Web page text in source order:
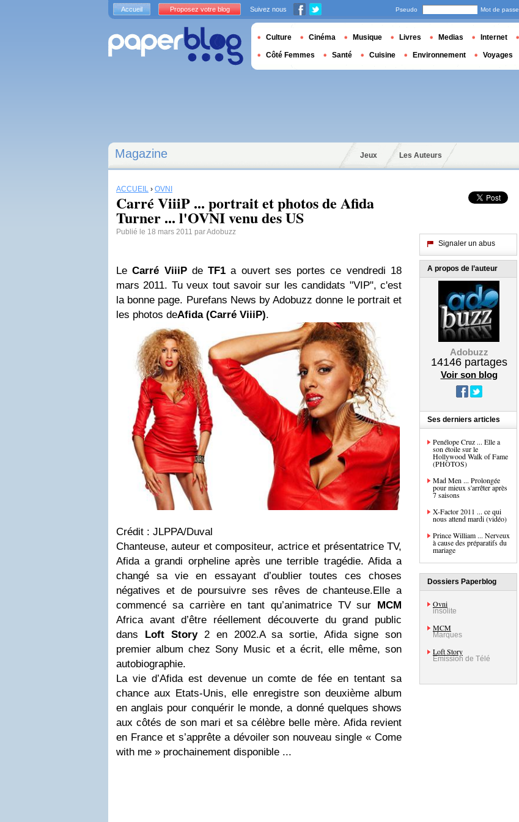
Magazine Jeux Les Auteurs
ACCUEIL › OVNI
Carré ViiiP ... portrait et photos de Afida
Turner ... l'OVNI venu des US
Publié le 18 mars 2011 par Adobuzz
LeCarré ViiiPdeTF1 a ouvert ses portes ce vendredi 18
mars 2011. Tu veux tout savoir sur les candidats "VIP", c'est
la bonne page. Purefans News by Adobuzz donne le portrait et
les photos deAfida (Carré ViiiP).
Crédit : JLPPA/Duval
Chanteuse, auteur et compositeur, actrice et présentatrice TV,
Afida a grandi orpheline après une terrible tragédie. Afida a
changé sa vie en essayant d’oublier toutes ces choses
négatives et de poursuivre ses rêves de chanteuse.Elle a
commencé sa carrière en tant qu’animatrice TV sur MCM
Africa avant d’être réellement découverte du grand public
dans Loft Story2 en 2002.A sa sortie, Afida signe son
premier album chez Sony Music et a écrit, elle même, son
autobiographie.
La vie d’Afida est devenue un comte de fée en tentant sa
chance aux Etats-Unis, elle enregistre son deuxième album
en anglais pour conquérir le monde, a donné quelques shows
aux côtés de son mari et sa célèbre belle mère. Afida revient
en France et s’apprête a dévoiler son nouveau single « Come
with me » prochainement disponible ...
Signaler un abus
A propos de l’auteur
Adobuzz
14146partages
Voir son blog
Ses derniers articles
Penélope Cruz ... Elle a
son étoile sur le
Hollywood Walk of Fame
(PHOTOS)
Mad Men ... Prolongée
pour mieux s'arrêter après
7 saisons
X-Factor 2011 ... ce qui
nous attend mardi (vidéo)
Prince William ... Nerveux
à cause des préparatifs du
mariage
Dossiers Paperblog
Ovni
insolite
MCM
Marques
Loft Story
Emission de Télé
Accueil Proposez votre blog Suivez nous Pseudo Mot de passe
Culture Cinéma Musique Livres Medias Internet
Côté Femmes Santé Cuisine Environnement Voyages